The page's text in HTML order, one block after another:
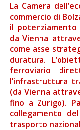
La Camera
commercio di
il
da Vienna
come asse
duratura.
ferroviario
l’infrastruttura
(da Vienna
fino a Zurigo).
collegamento
trasporto